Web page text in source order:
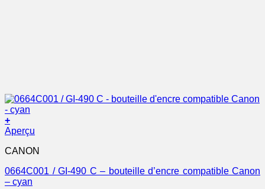
+
Aperçu
CANON
0664C001 / GI-490 C – bouteille d’encre compatible Canon
– cyan